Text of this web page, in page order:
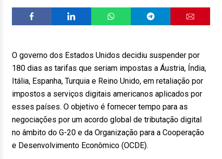
O governo dos Estados Unidos decidiu suspender por
180 dias as tarifas que seriam impostas a Áustria, Índia,
Itália, Espanha, Turquia e Reino Unido, em retaliação por
impostos a serviços digitais americanos aplicados por
esses países. O objetivo é fornecer tempo para as
negociações por um acordo global de tributação digital
no âmbito do G-20 e da Organização para a Cooperação
e Desenvolvimento Econômico (OCDE).